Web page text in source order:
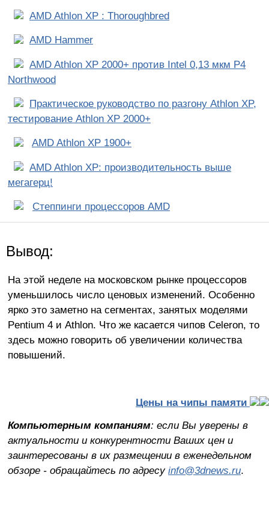
AMD Athlon XP : Thoroughbred
AMD Hammer
AMD Athlon XP 2000+ против Intel 0,13 мкм P4
Northwood
Практическое руководство по разгону Athlon XP,
тестирование Athlon XP 2000+
AMD Athlon XP 1900+
AMD Athlon XP: производительность выше
мегагерц!
Степпинги процессоров AMD
Вывод:
На этой неделе на московском рынке процессоров
уменьшилось число ценовых изменений. Особенно
ярко это заметно на сегментах, занятых моделями
Pentium 4 и Athlon. Что же касается чипов Celeron, то
здесь можно говорить об увеличении количества
повышений.
Цены на чипы памяти
Компьютерным компаниям: если Вы уверены в
актуальности и конкурентности Ваших цен и
заинтересованы в их размещении в еженедельном
обзоре - обращайтесь по адресу info@3dnews.ru.